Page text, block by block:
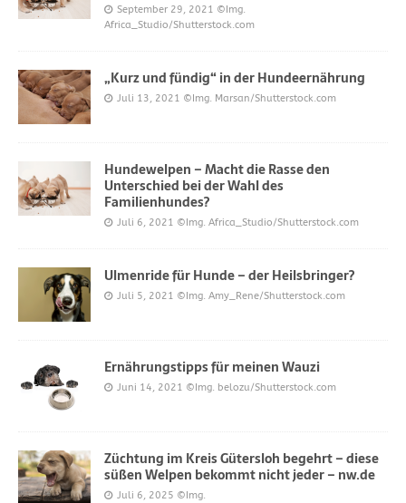
September 29, 2021 ©Img.
Africa_Studio/Shutterstock.com
„Kurz und fündig“ in der Hundeernährung
Juli 13, 2021 ©Img. Marsan/Shutterstock.com
Hundewelpen – Macht die Rasse den
Unterschied bei der Wahl des
Familienhundes?
Juli 6, 2021 ©Img. Africa_Studio/Shutterstock.com
Ulmenride für Hunde – der Heilsbringer?
Juli 5, 2021 ©Img. Amy_Rene/Shutterstock.com
Ernährungstipps für meinen Wauzi
Juni 14, 2021 ©Img. belozu/Shutterstock.com
Züchtung im Kreis Gütersloh begehrt – diese
süßen Welpen bekommt nicht jeder – nw.de
Juli 6, 2025 ©Img.